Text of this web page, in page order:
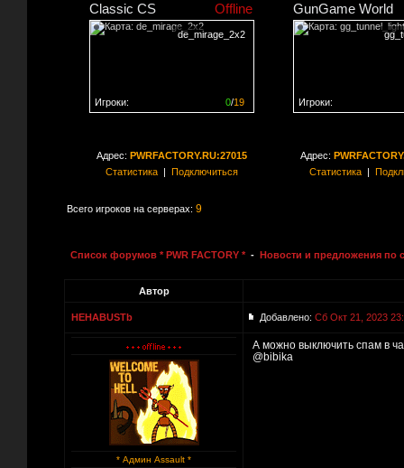
Classic CS Offline
de_mirage_2x2
0/19
Игроки:
GunGame World
Игроки:
Адрес: PWRFACTORY.RU:27015
Статистика| Подключиться
Адрес:
Статистика|
Всего игроков на серверах: 9
Список форумов * PWR FACTORY * - Новости и предложения по
Автор
HEHABUSTb Добавлено: Сб Окт 21, 2023
* Админ Assault *
А можно выключить спам в
@bibika